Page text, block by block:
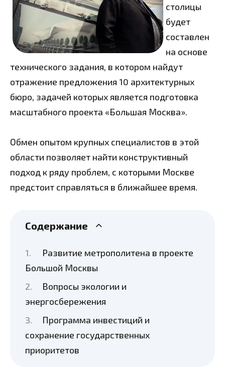
столицы
будет
составлен
на основе
технического задания, в котором найдут
отражение предложения 10 архитектурных
бюро, задачей которых является подготовка
масштабного проекта «Большая Москва».
Обмен опытом крупных специалистов в этой
области позволяет найти конструктивный
подход к ряду проблем, с которыми Москве
предстоит справляться в ближайшее время.
Содержание
Развитие метрополитена в проекте
Большой Москвы
Вопросы экологии и
энергосбережения
Программа инвестиций и
сохранение государственных
приоритетов